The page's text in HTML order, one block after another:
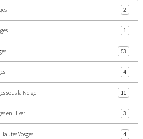
2
1
53
4
sous la Neige 11
en Hiver 3
Vosges 4